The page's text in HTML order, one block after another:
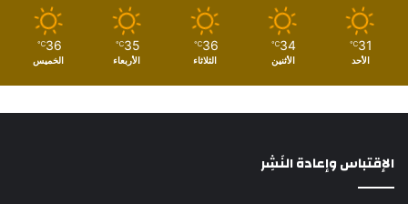
31
℃
الأحد
34
℃
الأثنين
36
℃
الثلاثاء
35
℃
الأربعاء
36
℃
الخميس
الإقتباس وإعادة النَشِر